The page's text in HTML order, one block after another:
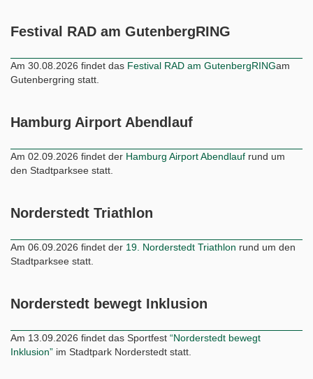
Festival RAD am GutenbergRING
Am 30.08.2026 findet das Festival RAD am GutenbergRINGam
Gutenbergring statt.
Hamburg Airport Abendlauf
Am 02.09.2026 findet der Hamburg Airport Abendlauf rund um
den Stadtparksee statt.
Norderstedt Triathlon
Am 06.09.2026 findet der 19. Norderstedt Triathlon rund um den
Stadtparksee statt.
Norderstedt bewegt Inklusion
Am 13.09.2026 findet das Sportfest “Norderstedt bewegt
Inklusion” im Stadtpark Norderstedt statt.